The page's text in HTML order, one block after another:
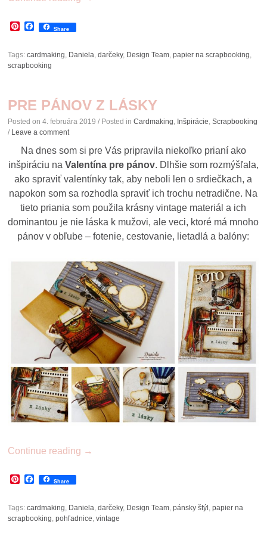
Pinterest
Facebook
Share
Tags:cardmaking, Daniela,darčeky, Design Team,papier na scrapbooking,
scrapbooking
PRE PÁNOV Z LÁSKY
Posted on4. februára 2019 / Posted inCardmaking, Inšpirácie,Scrapbooking
/ Leave a comment
Na dnes som si pre Vás pripravila niekoľko prianí ako
inšpiráciu na Valentína pre pánov. Dlhšie som rozmýšľala,
ako spraviť valentínky tak, aby neboli len o srdiečkach, a
napokon som sa rozhodla spraviť ich trochu netradične. Na
tieto priania som použila krásny vintage materiál a ich
dominantou je nie láska k mužovi, ale veci, ktoré má mnoho
pánov v obľube – fotenie, cestovanie, lietadlá a balóny:
Continue reading →
Pinterest
Facebook
Share
Tags:cardmaking Daniela ,darčeky, Design Team ,pánsky štýl ,papier na
scrapbooking ,pohľadnice ,vintage